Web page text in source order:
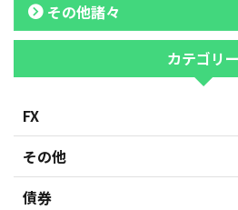
その他諸々
カテゴリー
FX
その他
債券